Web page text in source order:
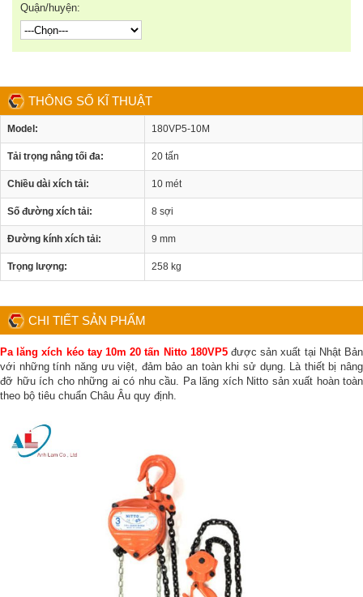
Quận/huyện:
THÔNG SỐ KĨ THUẬT
Model: 180VP5-10M
Tải trọng nâng tối đa: 20 tấn
Chiều dài xích tải: 10 mét
Số đường xích tải: 8 sợi
Đường kính xích tải: 9 mm
Trọng lượng: 258 kg
CHI TIẾT SẢN PHẨM
Pa lăng xích kéo tay 10m 20 tấn Nitto 180VP5 được sản xuất tại Nhật Bản
với những tính năng ưu việt, đảm bảo an toàn khi sử dụng. Là thiết bị nâng
đỡ hữu ích cho những ai có nhu cầu. Pa lăng xích Nitto sản xuất hoàn toàn
theo bộ tiêu chuẩn Châu Âu quy định.